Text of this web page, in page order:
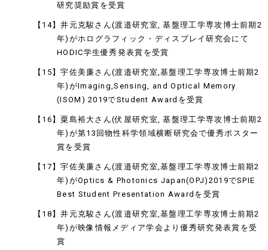
研究奨励賞を受賞
【14】井元克駿さん(渡邉研究室, 基盤理工学専攻博士前期2
年)がホログラフィック・ディスプレイ研究会にて
HODIC学生優秀発表賞を受賞
【15】宇佐美廉さん(渡邉研究室,基盤理工学専攻博士前期2
年)がImaging,Sensing, and Optical Memory
(ISOM) 2019でStudent Awardを受賞
【16】粟島裕大さん(伏屋研究室, 基盤理工学専攻博士前期2
年)が第13回物性科学領域横断研究会で優秀ポスター
賞を受賞
【17】宇佐美廉さん(渡邉研究室,基盤理工学専攻博士前期2
年)がOptics & Photonics Japan(OPJ)2019でSPIE
Best Student Presentation Awardを受賞
【18】井元克駿さん(渡邉研究室,基盤理工学専攻博士前期2
年)が映像情報メディア学会より優秀研究発表賞を受
賞